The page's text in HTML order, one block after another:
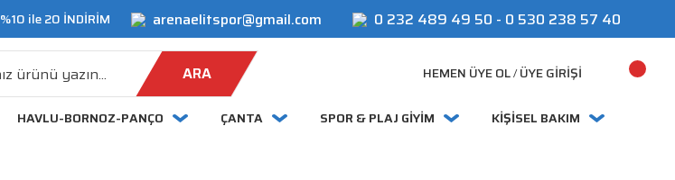
ile 20 İNDİRİM arenaelitspor@gmail.com 0 232 489 49 50 - 0 530 238 57 40
ARA HEMEN ÜYE OL/ ÜYE GIRIŞI
HAVLU-BORNOZ-PANÇO ÇANTA SPOR & PLAJ GİYİM KİŞİSEL BAKIM